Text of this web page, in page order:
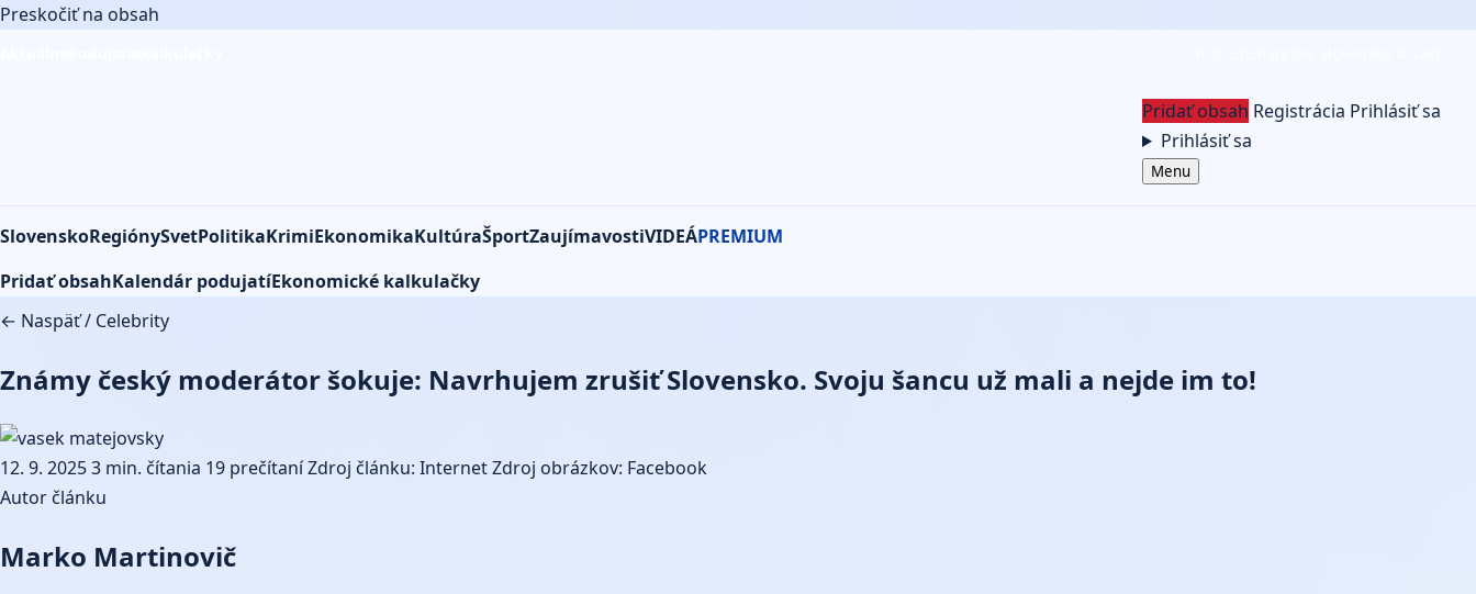
Preskočiť na obsah
Pridať obsah Registrácia Prihlásiť sa
Prihlásiť sa
Menu
SlovenskoRegiónySvetPolitikaKrimiEkonomikaKultúraŠportZaujímavostiVIDEÁPREMIUM
Pridať obsahKalendár podujatíEkonomické kalkulačky
← Naspäť/ Celebrity
Známy český moderátor šokuje: Navrhujem zrušiť Slovensko. Svoju šancu už mali a nejde im to!
12. 9. 20253 min. čítania 19 prečítaníZdroj článku: InternetZdroj obrázkov: Facebook
Autor článku
Marko Martinovič